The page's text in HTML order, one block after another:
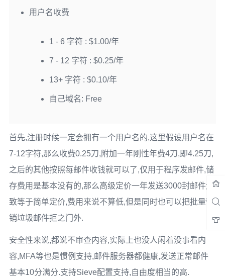
用户名收费
1 - 6 字符 : $1.00/年
7 - 12 字符 : $0.25/年
13+ 字符 : $0.10/年
自己域名: Free
首先,注册时候一定会拥有一个用户名的,这里假设用户名在
7-12字符,那么收费0.25刀,附加一年刚性年费4刀,即4.25刀,
之后的其他按照每邮件收钱就可以了,仅用于程序发邮件,储
存费用是基本没有的,那么高级定价一年发送3000封邮件大
致等于简单定价,费用来说不算低,但是同时也可以把批量营
销垃圾邮件拒之门外.
安全性来说,都说不审查内容,实际上也没人闲着没事看内
容,MFA等也是惯例支持,邮件服务器都健康,发送正常邮件
基本10分满分.支持Sieve配置支持,自由度相当的高.